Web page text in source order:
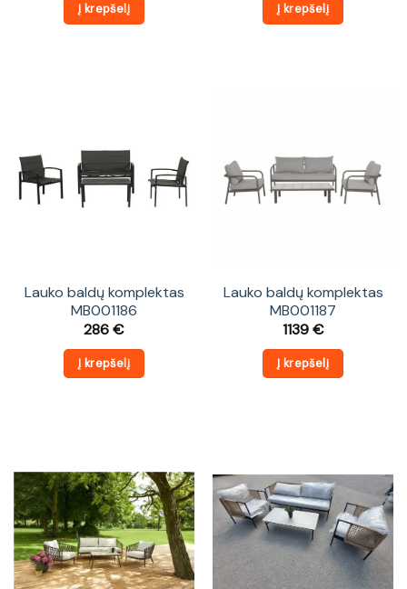
Į krepšelį Į krepšelį
Lauko baldų komplektas
MB001186
286€
Į krepšelį
Lauko baldų komplektas
MB001187
1139€
Į krepšelį